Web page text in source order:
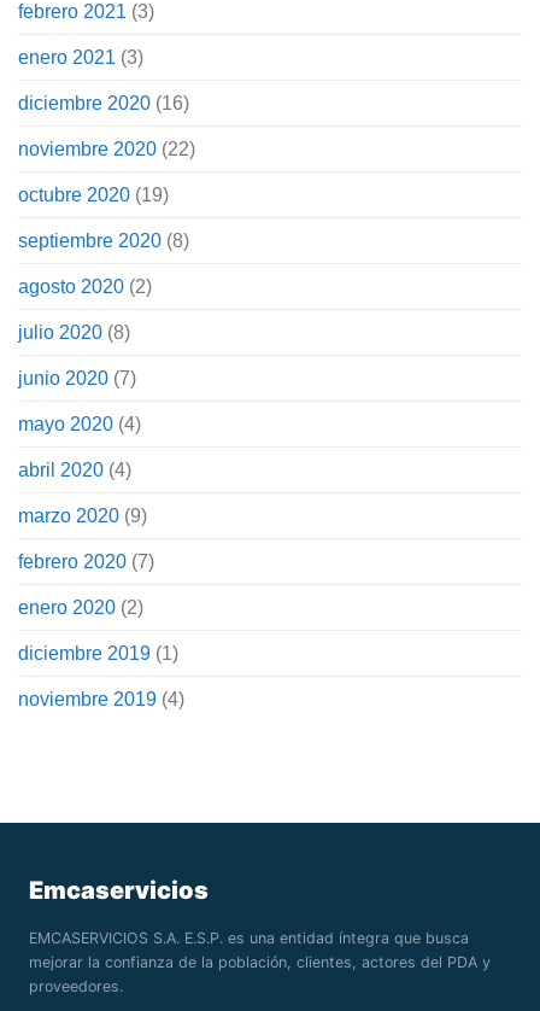
febrero 2021 (3)
enero 2021 (3)
diciembre 2020 (16)
noviembre 2020 (22)
octubre 2020 (19)
septiembre 2020 (8)
agosto 2020 (2)
julio 2020 (8)
junio 2020 (7)
mayo 2020 (4)
abril 2020 (4)
marzo 2020 (9)
febrero 2020 (7)
enero 2020 (2)
diciembre 2019 (1)
noviembre 2019 (4)
Emcaservicios
EMCASERVICIOS S.A. E.S.P. es una entidad íntegra que busca
mejorar la confianza de la población, clientes, actores del PDA y
proveedores.